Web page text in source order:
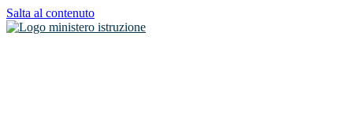
Salta al contenuto